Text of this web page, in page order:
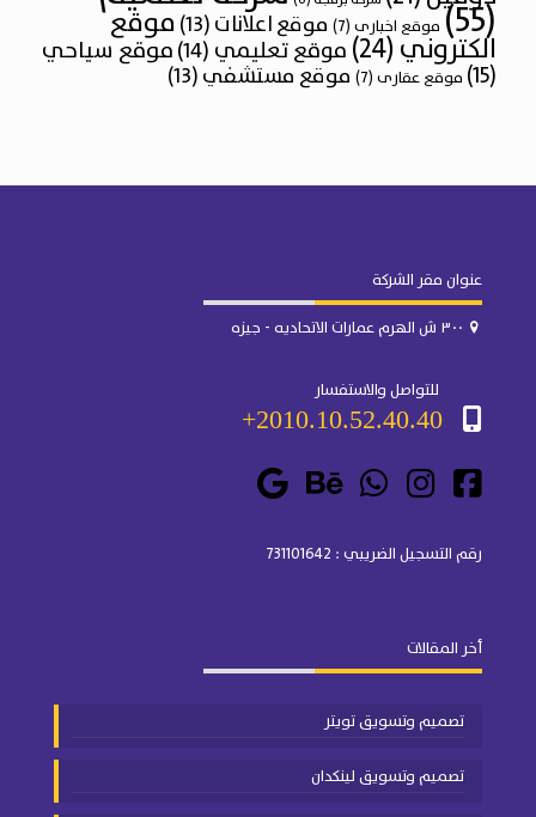
(55) موقع اخبارى (7) موقع اعلانات(13) موقع
الكتروني (24) موقع تعليمي (14) موقع سياحي
(15) موقع عقارى (7) موقع مستشفي(13)
عنوان مقر الشركة
للتواصل والاستفسار
2010.10.52.40.40+
رقم التسجيل الضريبي : 731101642
أخر المقالات
تصميم وتسويق تويتر
تصميم وتسويق لينكدان